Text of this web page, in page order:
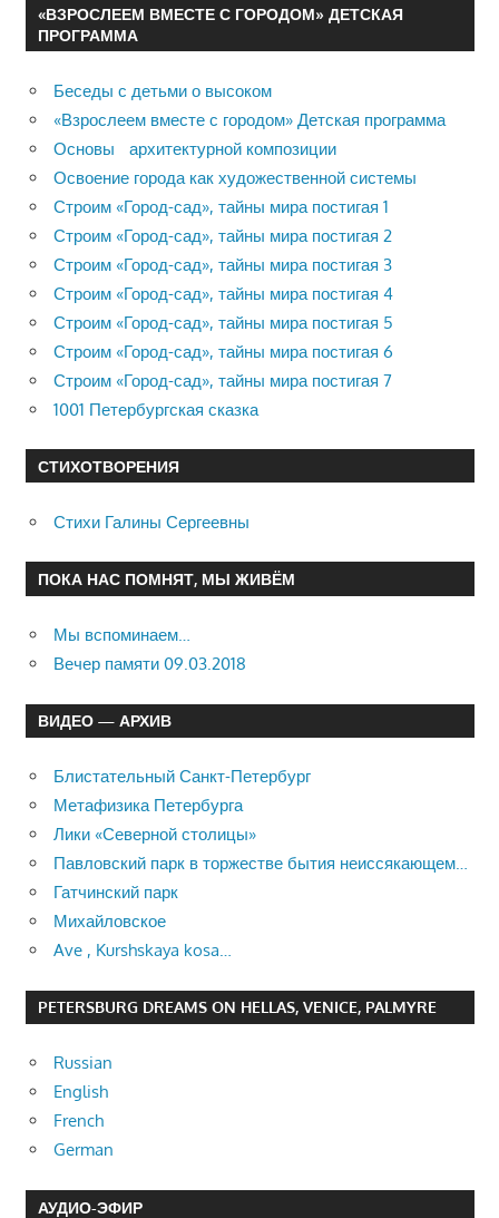
«ВЗРОСЛЕЕМ ВМЕСТЕ С ГОРОДОМ» ДЕТСКАЯ
ПРОГРАММА
Беседы с детьми о высоком
«Взрослеем вместе с городом» Детская программа
Основы архитектурной композиции
Освоение города как художественной системы
Строим «Город-сад», тайны мира постигая 1
Строим «Город-сад», тайны мира постигая 2
Строим «Город-сад», тайны мира постигая 3
Строим «Город-сад», тайны мира постигая 4
Строим «Город-сад», тайны мира постигая 5
Строим «Город-сад», тайны мира постигая 6
Строим «Город-сад», тайны мира постигая 7
1001 Петербургская сказка
СТИХОТВОРЕНИЯ
Стихи Галины Сергеевны
ПОКА НАС ПОМНЯТ, МЫ ЖИВЁМ
Мы вспоминаем…
Вечер памяти 09.03.2018
ВИДЕО — АРХИВ
Блистательный Санкт-Петербург
Метафизика Петербурга
Лики «Северной столицы»
Павловский парк в торжестве бытия неиссякающем…
Гатчинский парк
Михайловское
Ave , Kurshskaya kosa…
PETERSBURG DREAMS ON HELLAS, VENICE, PALMYRE
Russian
English
French
German
АУДИО-ЭФИР